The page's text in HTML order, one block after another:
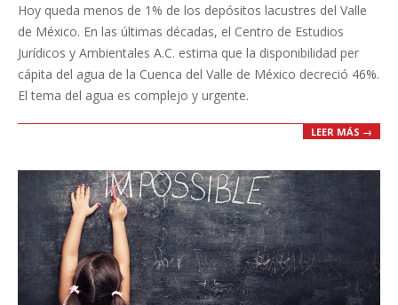
01
Hoy queda menos de 1% de los depósitos lacustres del Valle
de México. En las últimas décadas, el Centro de Estudios
Jurídicos y Ambientales A.C. estima que la disponibilidad per
cápita del agua de la Cuenca del Valle de México decreció 46%.
El tema del agua es complejo y urgente.
LEER MÁS →